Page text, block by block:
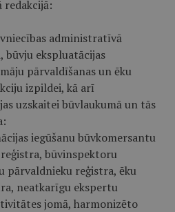
redakcijā:
administratīvā
būvju ekspluatācijas
pārvaldīšanas un ēku
izpildei, kā arī
uzskaitei būvlaukumā un tās
iegūšanu būvkomersantu
būvinspektoru
pārvaldnieku reģistra, ēku
neatkarīgu ekspertu
jomā, harmonizēto